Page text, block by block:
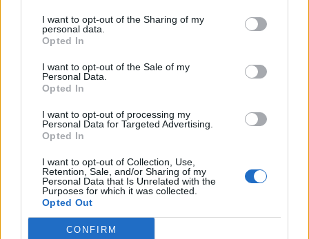
I want to opt-out of the Sharing of my
personal data.
Opted In
I want to opt-out of the Sale of my
Personal Data.
Opted In
I want to opt-out of processing my
Personal Data for Targeted Advertising.
Opted In
I want to opt-out of Collection, Use,
Retention, Sale, and/or Sharing of my
Personal Data that Is Unrelated with the
Purposes for which it was collected.
Opted Out
CONFIRM
2014
Műkincsvadászok